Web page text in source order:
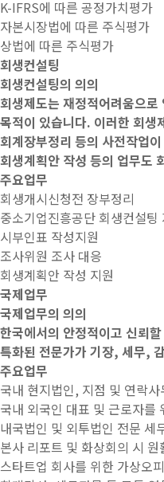
K-IFRS에 따른 공정가치평가
자본시장법에 따른 주식평가
상법에 따른 주식평가
회생컨설팅
회생컨설팅의 의의
회생제도는 재정적어려움으
목적이 있습니다. 이러한 회생
회계장부정리 등의 사전작업
회생계획안 작성 등의 업무도
주요업무
회생개시신청전 장부정리
중소기업진흥공단 회생컨설팅
시부인표 작성지원
조사위원 조사 대응
회생계획안 작성 지원
국제업무
국제업무의 의의
한국에서의 안정적이고 신뢰
특화된 전문가가 기장, 세무,
주요업무
국내 현지법인, 지점 및 연락사
국내 외국인 대표 및 근로자를
내국법인 및 외투법인 전문 세
본사 리포트 및 화상회의 시
스타트업 회사를 위한 가상오